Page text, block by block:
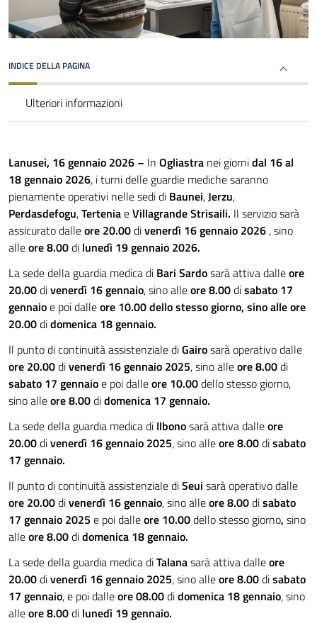
INDICE DELLA PAGINA
Ulteriori informazioni
Lanusei, 16 gennaio 2026 – In Ogliastra nei giornidal 16 al
18 gennaio 2026, i turni delle guardie mediche saranno
pienamente operativi nelle sedi di Baunei,Jerzu,
Perdasdefogu,TerteniaeVillagrande Strisaili. Il servizio sarà
assicurato dalleore 20.00divenerdì 16 gennaio 2026, sino
alleore 8.00di lunedì 19 gennaio 2026.
La sede della guardia medica di Bari Sardosarà attiva dalleore
20.00divenerdì 16 gennaio, sino alleore 8.00disabato 17
gennaioe poi dalleore 10.00 dello stesso giorno, sino alleore
20.00didomenica 18 gennaio.
Il punto di continuità assistenziale diGairosarà operativo dalle
ore 20.00divenerdì 16 gennaio 2025, sino alleore 8.00di
sabato 17 gennaioe poi dalleore 10.00dello stesso giorno,
sino alleore 8.00didomenica 17 gennaio.
La sede della guardia medica di Ilbonosarà attiva dalleore
20.00divenerdì 16 gennaio 2025, sino alleore 8.00disabato
17 gennaio.
Il punto di continuità assistenziale diSeui sarà operativo dalle
ore 20.00divenerdì 16 gennaio, sino alleore 8.00disabato
17 gennaio 2025 e poi dalleore 10.00dello stesso giorno, sino
alleore 8.00didomenica 18 gennaio.
La sede della guardia medica diTalanasarà attiva dalleore
20.00divenerdì 16 gennaio 2025, sino alleore 8.00disabato
17 gennaio, e poi dalleore 08.00didomenica 18 gennaio, sino
alleore 8.00di lunedì 19 gennaio.